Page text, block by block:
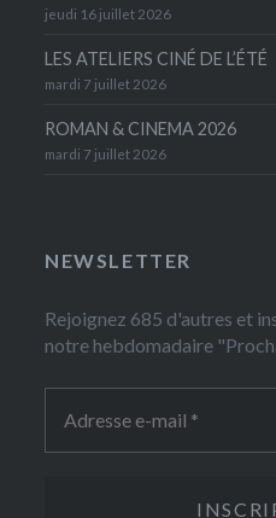
jeudi 16 juillet 2026
LES ATELIERS CINÉ DE L’ÉTÉ
mardi 7 juillet 2026
ROMAN & CINEMA 2026
mardi 7 juillet 2026
NEWSLETTER
Rejoignez 685 d'autres et
notre hebdomadaire